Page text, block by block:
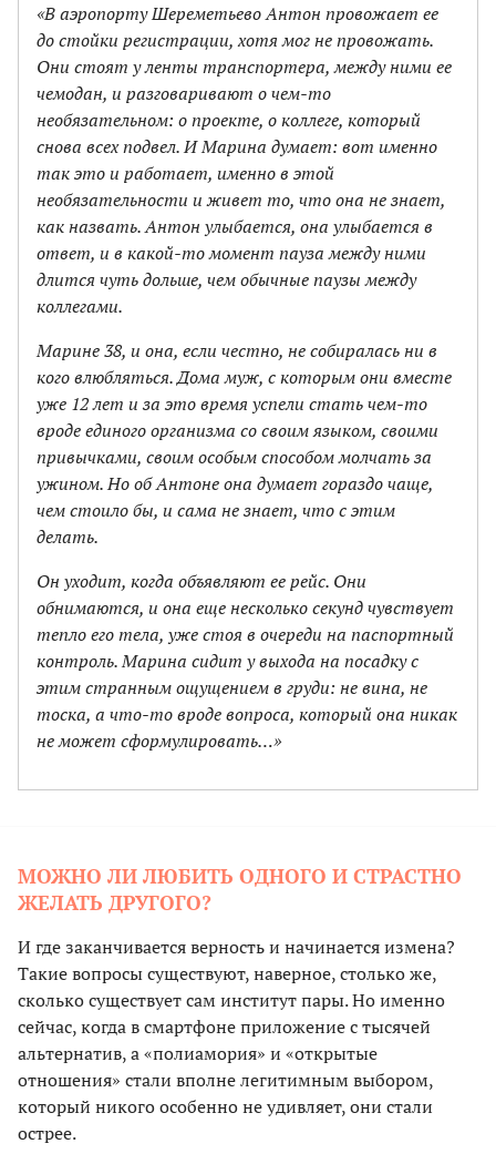
«В аэропорту Шереметьево Антон провожает ее
до стойки регистрации, хотя мог не провожать.
Они стоят у ленты транспортера, между ними ее
чемодан, и разговаривают о чем-то
необязательном: о проекте, о коллеге, который
снова всех подвел. И Марина думает: вот именно
так это и работает, именно в этой
необязательности и живет то, что она не знает,
как назвать. Антон улыбается, она улыбается в
ответ, и в какой-то момент пауза между ними
длится чуть дольше, чем обычные паузы между
коллегами.
Марине 38, и она, если честно, не собиралась ни в
кого влюбляться. Дома муж, с которым они вместе
уже 12 лет и за это время успели стать чем-то
вроде единого организма со своим языком, своими
привычками, своим особым способом молчать за
ужином. Но об Антоне она думает гораздо чаще,
чем стоило бы, и сама не знает, что с этим
делать.
Он уходит, когда объявляют ее рейс. Они
обнимаются, и она еще несколько секунд чувствует
тепло его тела, уже стоя в очереди на паспортный
контроль. Марина сидит у выхода на посадку с
этим странным ощущением в груди: не вина, не
тоска, а что-то вроде вопроса, который она никак
не может сформулировать…»
МОЖНО ЛИ ЛЮБИТЬ ОДНОГО И СТРАСТНО
ЖЕЛАТЬ ДРУГОГО?
И где заканчивается верность и начинается измена?
Такие вопросы существуют, наверное, столько же,
сколько существует сам институт пары. Но именно
сейчас, когда в смартфоне приложение с тысячей
альтернатив, а «полиамория» и «открытые
отношения» стали вполне легитимным выбором,
который никого особенно не удивляет, они стали
острее.